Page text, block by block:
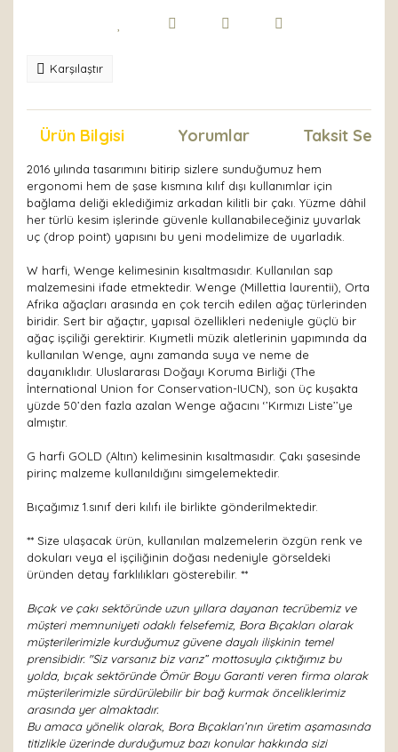
Karşılaştır
Ürün Bilgisi Yorumlar Taksit
2016 yılında tasarımını bitirip sizlere sunduğumuz hem
ergonomi hem de şase kısmına kılıf dışı kullanımlar için
bağlama deliği eklediğimiz arkadan kilitli bir çakı. Yüzme dâhil
her türlü kesim işlerinde güvenle kullanabileceğiniz yuvarlak
uç (drop point) yapısını bu yeni modelimize de uyarladık.
W harfi, Wenge kelimesinin kısaltmasıdır. Kullanılan sap
malzemesini ifade etmektedir. Wenge (Millettia laurentii), Orta
Afrika ağaçları arasında en çok tercih edilen ağaç türlerinden
biridir. Sert bir ağaçtır, yapısal özellikleri nedeniyle güçlü bir
ağaç işçiliği gerektirir. Kıymetli müzik aletlerinin yapımında da
kullanılan Wenge, aynı zamanda suya ve neme de
dayanıklıdır. Uluslararası Doğayı Koruma Birliği (The
İnternational Union for Conservation-IUCN), son üç kuşakta
yüzde 50’den fazla azalan Wenge ağacını ‘’Kırmızı Liste’’ye
almıştır.
G harfi GOLD (Altın) kelimesinin kısaltmasıdır. Çakı şasesinde
pirinç malzeme kullanıldığını simgelemektedir.
Bıçağımız 1.sınıf deri kılıfı ile birlikte gönderilmektedir.
** Size ulaşacak ürün, kullanılan malzemelerin özgün renk ve
dokuları veya el işçiliğinin doğası nedeniyle görseldeki
üründen detay farklılıkları gösterebilir. **
Bıçak ve çakı sektöründe uzun yıllara dayanan tecrübemiz ve
müşteri memnuniyeti odaklı felsefemiz, Bora Bıçakları olarak
müşterilerimizle kurduğumuz güvene dayalı ilişkinin temel
prensibidir. "Siz varsanız biz varız” mottosuyla çıktığımız bu
yolda, bıçak sektöründe Ömür Boyu Garanti veren firma olarak
müşterilerimizle sürdürülebilir bir bağ kurmak önceliklerimiz
arasında yer almaktadır.
Bu amaca yönelik olarak, Bora Bıçakları’nın üretim aşamasında
titizlikle üzerinde durduğumuz bazı konular hakkında sizi